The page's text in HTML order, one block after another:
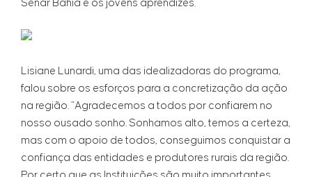
Senar Bahia e os jovens aprendizes.
Lisiane Lunardi, uma das idealizadoras do programa,
falou sobre os esforços para a concretização da ação
na região. “Agradecemos a todos por confiarem no
nosso ousado sonho. Sonhamos alto, temos a certeza,
mas com o apoio de todos, conseguimos conquistar a
confiança das entidades e produtores rurais da região.